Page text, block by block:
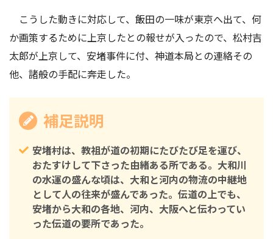
こうした動きに対応して、飯田の一味が東京へ出て、何
か画策するために上京したとの報せが入ったので、松村吉
太郎が上京して、安堵事件に付、神道本局との連絡その
他、諸般の手配に奔走した。
補足説明
安堵村は、教祖が道の初期にたびたび足を運び、
おたすけして下さった由緒ある所である。大和川
の水運の盛んな頃は、大和と河内の物流の中継地
として人の往来が盛んであった。伝道の上でも、
安堵から大和の各地、河内、大阪へと伝わってい
った伝道の要所であった。